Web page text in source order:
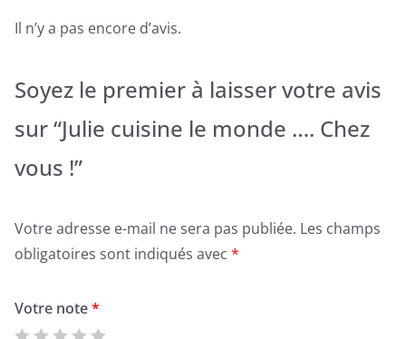
Il n’y a pas encore d’avis.
Soyez le premier à laisser votre avis
sur “Julie cuisine le monde …. Chez
vous !”
Votre adresse e-mail ne sera pas publiée. Les champs
obligatoires sont indiqués avec *
Votre note*